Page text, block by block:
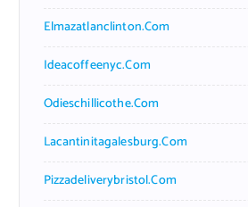
Elmazatlanclinton.com
Ideacoffeenyc.com
Odieschillicothe.com
Lacantinitagalesburg.com
Pizzadeliverybristol.com